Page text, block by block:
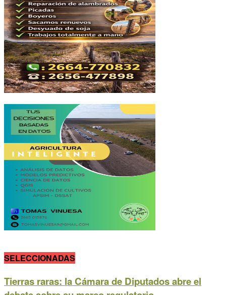
SELECCIONADAS
Tierras raras: la Cámara de Diputados abre el